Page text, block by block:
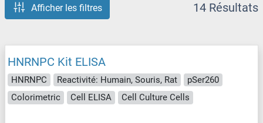
Afficher les filtres 14 Résultats
HNRNPC Kit ELISA
HNRNPC Reactivité: Humain, Souris, Rat
pSer260
Colorimetric
Cell ELISA Cell Culture Cells